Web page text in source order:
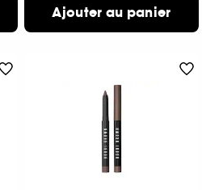
Ajouter au panier